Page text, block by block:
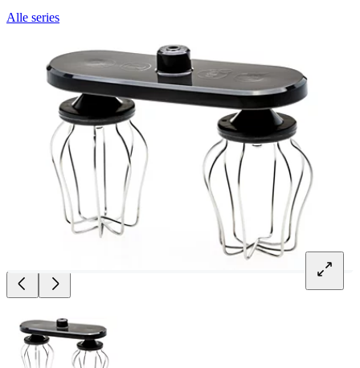
Alle series